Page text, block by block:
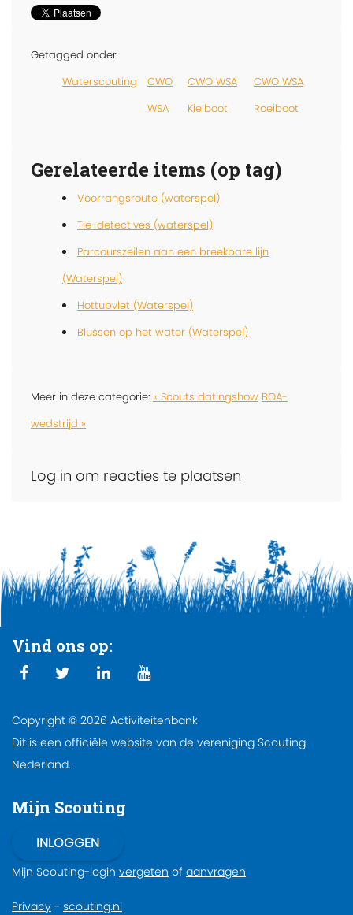
Getagged onder
Waterscouting
CWO
WSA
CWO WSA
Kielboot
CWO WSA
Roeiboot
Gerelateerde items (op tag)
Voorrangsroute (waterspel)
Tie-detectives (waterspel)
Parcourszeilen aan een breekbare lijn
(Waterspel)
Hottubvlet (Waterspel)
Blussen op het water (Waterspel)
Meer in deze categorie: « Scouts datingshow BOA-
wedstrijd »
Log in om reacties te plaatsen
Vind ons op:
Copyright © 2026 Activiteitenbank
Dit is een officiële website van de vereniging Scouting
Nederland.
Mijn Scouting
Mijn Scouting-login vergeten of aanvragen
Privacy - scouting.nl